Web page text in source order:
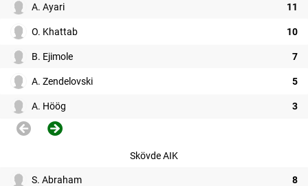
A. Ayari 11
O. Khattab 10
B. Ejimole 7
A. Zendelovski 5
A. Höög 3
Skövde AIK
S. Abraham 8